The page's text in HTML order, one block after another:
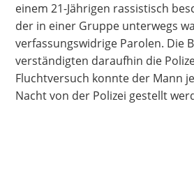
Italiano
Kurdí فارسی Polski
Русский
Español ትግርኛ
einem 21-Jährigen rassistisch
der in einer Gruppe unterwegs
verfassungswidrige Parolen. Die
verständigten daraufhin die
Fluchtversuch konnte der Mann
Nacht von der Polizei gestellt